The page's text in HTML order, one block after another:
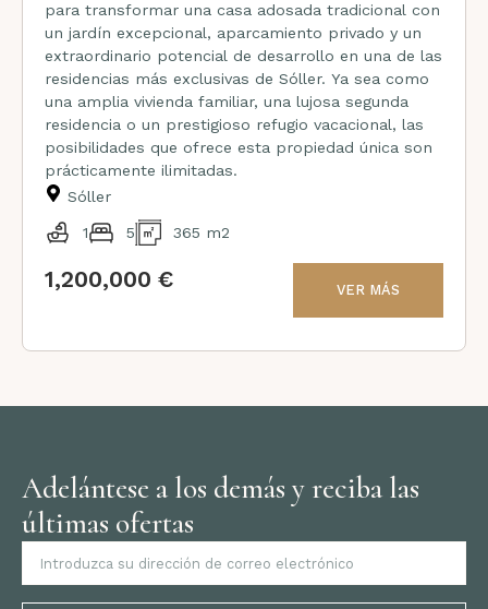
para transformar una casa adosada tradicional con
un jardín excepcional, aparcamiento privado y un
extraordinario potencial de desarrollo en una de las
residencias más exclusivas de Sóller. Ya sea como
una amplia vivienda familiar, una lujosa segunda
residencia o un prestigioso refugio vacacional, las
posibilidades que ofrece esta propiedad única son
prácticamente ilimitadas.
Sóller
1 5 365 m2
1,200,000 € VER MÁS
Adelántese a los demás y reciba las
últimas ofertas